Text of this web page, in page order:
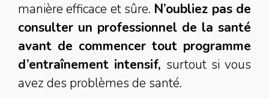
manière efficace et sûre. N’oubliez pas de
consulter un professionnel de la santé
avant de commencer tout programme
d’entraînement intensif, surtout si vous
avez des problèmes de santé.